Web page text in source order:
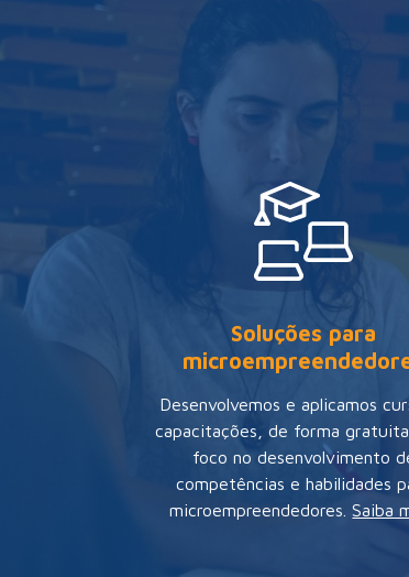
Soluções para
Desenvolvemos e aplicamos
capacitações, de forma
foco no desenvolvimento
competências e habilidades
microempreendedores .Saiba